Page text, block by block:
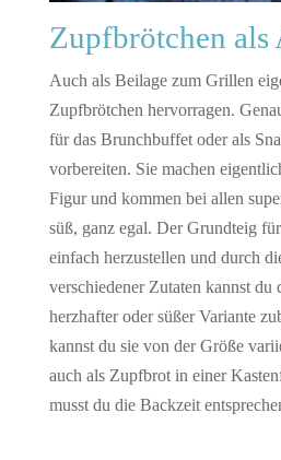
Zupfbrötchen
Auch als Beilage zum Grillen
Zupfbrötchen hervorragen.
für das Brunchbuffet oder als
vorbereiten. Sie machen
Figur und kommen bei allen
süß, ganz egal. Der Grundteig
einfach herzustellen und durch
verschiedener Zutaten kannst
herzhafter oder süßer Variante
kannst du sie von der Größe
auch als Zupfbrot in einer
musst du die Backzeit